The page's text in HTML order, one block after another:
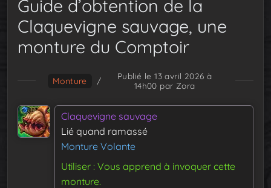
Guide d’obtention de la
Claquevigne sauvage, une
monture du Comptoir
Monture /
Publié le 13 avril 2026 à
14h00 par Zora
Claquevigne sauvage
Lié quand ramassé
Monture Volante
Utiliser : Vous apprend à invoquer cette
monture.